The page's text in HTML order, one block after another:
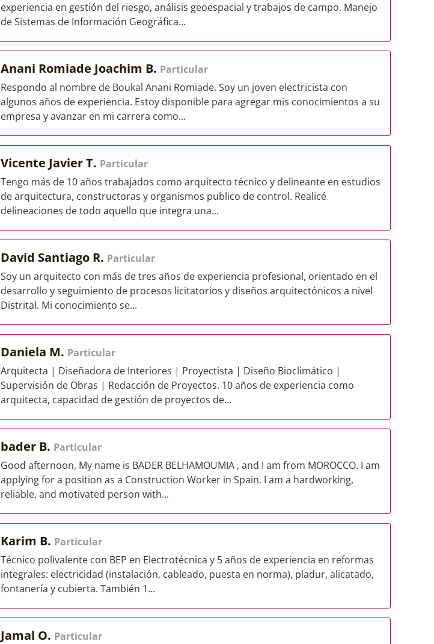
experiencia en gestión del riesgo, análisis geoespacial y trabajos de campo. Manejo
de Sistemas de Información Geográfica...
Anani Romiade Joachim B. Particular
Respondo al nombre de Boukal Anani Romiade. Soy un joven electricista con
algunos años de experiencia. Estoy disponible para agregar mis conocimientos a su
empresa y avanzar en mi carrera como...
Vicente Javier T. Particular
Tengo más de 10 años trabajados como arquitecto técnico y delineante en estudios
de arquitectura, constructoras y organismos publico de control. Realicé
delineaciones de todo aquello que integra una...
David Santiago R. Particular
Soy un arquitecto con más de tres años de experiencia profesional, orientado en el
desarrollo y seguimiento de procesos licitatorios y diseños arquitectónicos a nivel
Distrital. Mi conocimiento se...
Daniela M. Particular
Arquitecta | Diseñadora de Interiores | Proyectista | Diseño Bioclimático |
Supervisión de Obras | Redacción de Proyectos. 10 años de experiencia como
arquitecta, capacidad de gestión de proyectos de...
bader B. Particular
Good afternoon, My name is BADER BELHAMOUMIA , and I am from MOROCCO. I am
applying for a position as a Construction Worker in Spain. I am a hardworking,
reliable, and motivated person with...
Karim B. Particular
Técnico polivalente con BEP en Electrotécnica y 5 años de experiencia en reformas
integrales: electricidad (instalación, cableado, puesta en norma), pladur, alicatado,
fontanería y cubierta. También 1...
Jamal O. Particular